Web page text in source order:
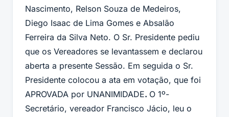
Nascimento, Relson Souza de Medeiros,
Diego Isaac de Lima Gomes e Absalão
Ferreira da Silva Neto. O Sr. Presidente pediu
que os Vereadores se levantassem e declarou
aberta a presente Sessão. Em seguida o Sr.
Presidente colocou a ata em votação, que foi
APROVADA por UNANIMIDADE. O 1º-
Secretário, vereador Francisco Jácio, leu o